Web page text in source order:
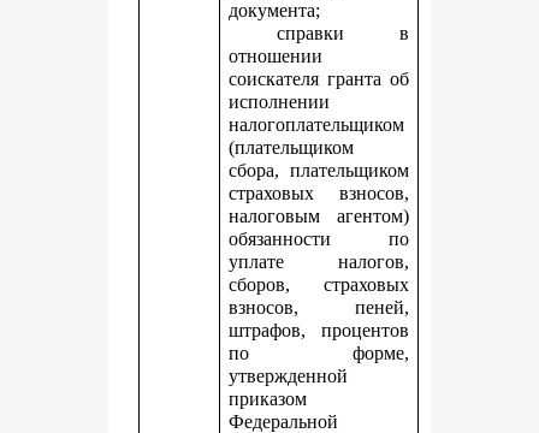
документа;
справки в
отношении
соискателя гранта об
исполнении
налогоплательщиком
(плательщиком
сбора, плательщиком
страховых взносов,
налоговым агентом)
обязанности по
уплате налогов,
сборов, страховых
взносов, пеней,
штрафов, процентов
по форме,
утвержденной
приказом
Федеральной